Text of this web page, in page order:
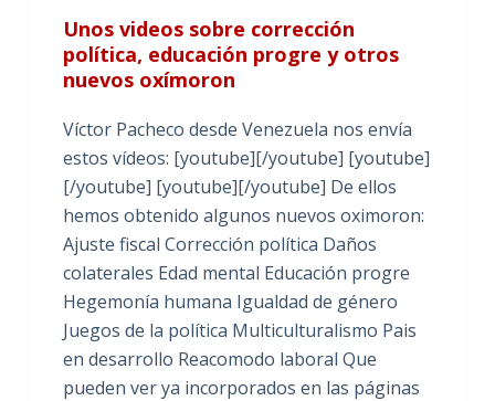
Unos videos sobre corrección
política, educación progre y otros
nuevos oxímoron
Víctor Pacheco desde Venezuela nos envía
estos vídeos: [youtube][/youtube] [youtube]
[/youtube] [youtube][/youtube] De ellos
hemos obtenido algunos nuevos oximoron:
Ajuste fiscal Corrección política Daños
colaterales Edad mental Educación progre
Hegemonía humana Igualdad de género
Juegos de la política Multiculturalismo Pais
en desarrollo Reacomodo laboral Que
pueden ver ya incorporados en las páginas